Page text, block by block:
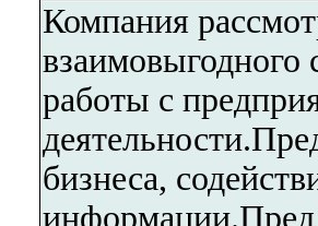
Компания
взаимовыгодного
работы с
бизнеса,